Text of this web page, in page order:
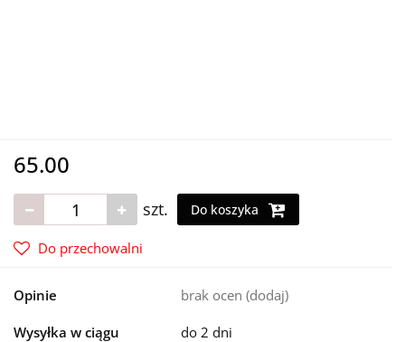
65.00
szt. Do koszyka
Do przechowalni
Opinie brak ocen (dodaj)
Wysyłka w ciągu do 2 dni